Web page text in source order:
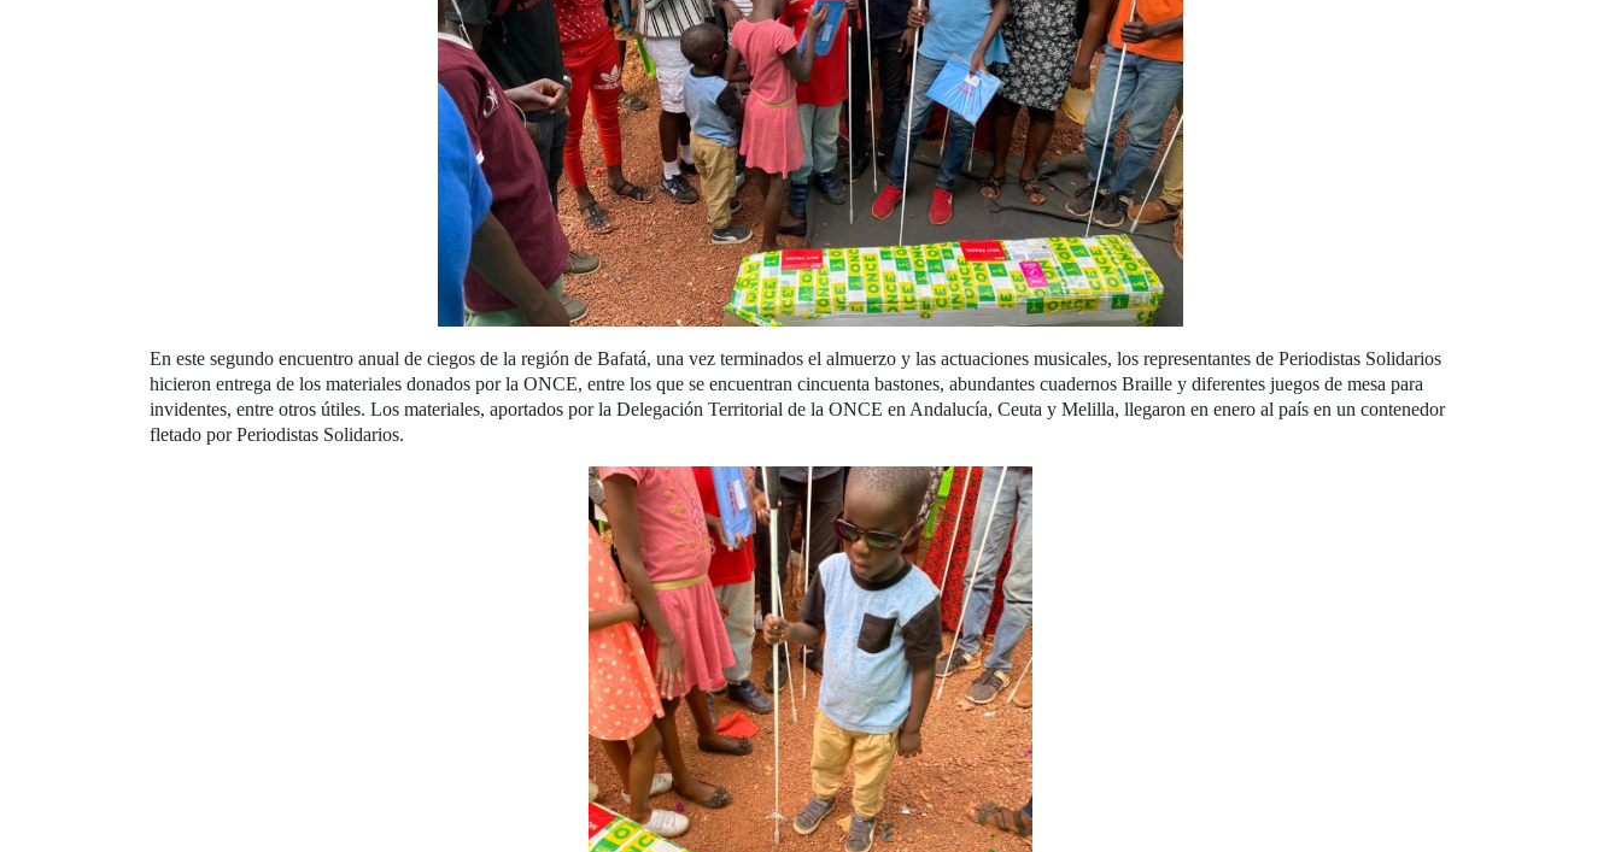
En este segundo encuentro anual de ciegos de la región de Bafatá, una vez terminados el almuerzo y las actuaciones musicales, los representantes de Periodistas Solidarios
hicieron entrega de los materiales donados por la ONCE, entre los que se encuentran cincuenta bastones, abundantes cuadernos Braille y diferentes juegos de mesa para
invidentes, entre otros útiles. Los materiales, aportados por la Delegación Territorial de la ONCE en Andalucía, Ceuta y Melilla, llegaron en enero al país en un contenedor
fletado por Periodistas Solidarios.